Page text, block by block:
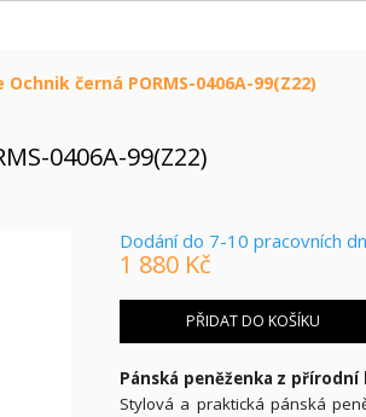
černá PORMS-0406A-99(Z22)
0406A-99(Z22)
1 880 Kč
cena:
Dodání do 7-10 pracovních
PŘIDAT DO KOŠÍKU
Pánská peněženka z přírodní
Stylová a praktická pánská